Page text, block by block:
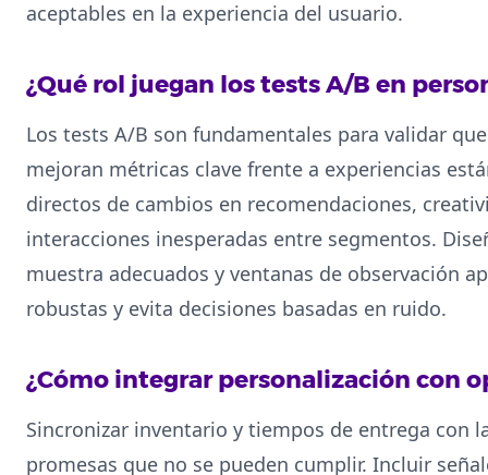
aceptables en la experiencia del usuario.
¿Qué rol juegan los tests A/B en
Los tests A/B son fundamentales para validar
mejoran métricas clave frente a experiencias
directos de cambios en recomendaciones,
interacciones inesperadas entre segmentos.
muestra adecuados y ventanas de observación
robustas y evita decisiones basadas en ruido.
¿Cómo integrar personalización con
Sincronizar inventario y tiempos de entrega con
promesas que no se pueden cumplir. Incluir